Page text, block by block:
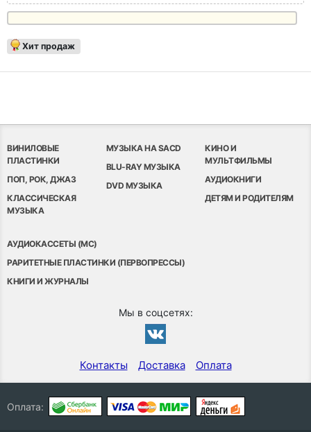
Хит продаж
ВИНИЛОВЫЕ
ПЛАСТИНКИ
ПОП, РОК, ДЖАЗ
КЛАССИЧЕСКАЯ
МУЗЫКА
МУЗЫКА НА SACD
BLU-RAY МУЗЫКА
DVD МУЗЫКА
КИНО И
МУЛЬТФИЛЬМЫ
АУДИОКНИГИ
ДЕТЯМ И РОДИТЕЛЯМ
АУДИОКАССЕТЫ (MC)
РАРИТЕТНЫЕ ПЛАСТИНКИ (ПЕРВОПРЕССЫ)
КНИГИ И ЖУРНАЛЫ
Мы в соцсетях:
Контакты Доставка Оплата
Оплата: